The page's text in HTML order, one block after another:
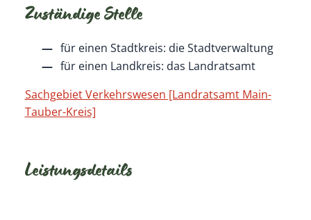
Zuständige Stelle
für einen Stadtkreis: die Stadtverwaltung
für einen Landkreis: das Landratsamt
Sachgebiet Verkehrswesen [Landratsamt Main-
Tauber-Kreis]
Leistungsdetails